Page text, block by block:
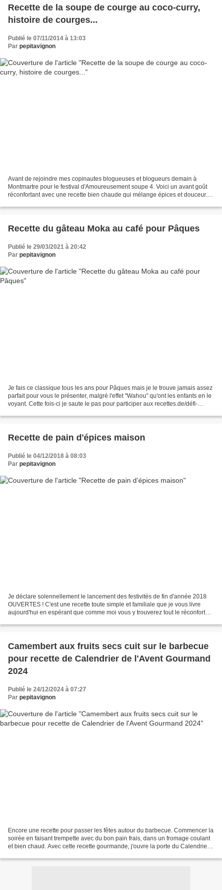
Recette de la soupe de courge au coco-curry,
histoire de courges...
Publié le 07/11/2014 à 13:03
Par pepitavignon
Avant de rejoindre mes copinautes blogueuses et blogueurs demain à
Montmartre pour le festival d'Amoureusement soupe 4. Voici un avant goût
réconfortant avec une recette bien chaude qui mélange épices et douceur.
Recette du gâteau Moka au café pour Pâques
Publié le 29/03/2021 à 20:42
Par pepitavignon
Je fais ce classique tous les ans pour Pâques mais je le trouve jamais assez
parfait pour vous le présenter, malgré l'effet "Wahou" qu'ont les enfants en le
voyant. Cette fois-ci je saute le pas pour participer aux recettes.de/défi-
Recette de pain d'épices maison
Publié le 04/12/2018 à 08:03
Par pepitavignon
Je déclare solennellement le lancement des festivités de fin d'année 2018
OUVERTES ! C'est une recette toute simple et familiale que je vous livre
aujourd'hui en espérant que comme moi vous y trouverez tout le réconfort
Camembert aux fruits secs cuit sur le barbecue
pour recette de Calendrier de l'Avent Gourmand
2024
Publié le 24/12/2024 à 07:27
Par pepitavignon
Encore une recette pour passer les fêtes autour du barbecue. Commencer la
soirée en faisant trempette avec du bon pain frais, dans un fromage coulant
et bien chaud. Avec cette recette gourmande, j'ouvre la porte du Calendrier